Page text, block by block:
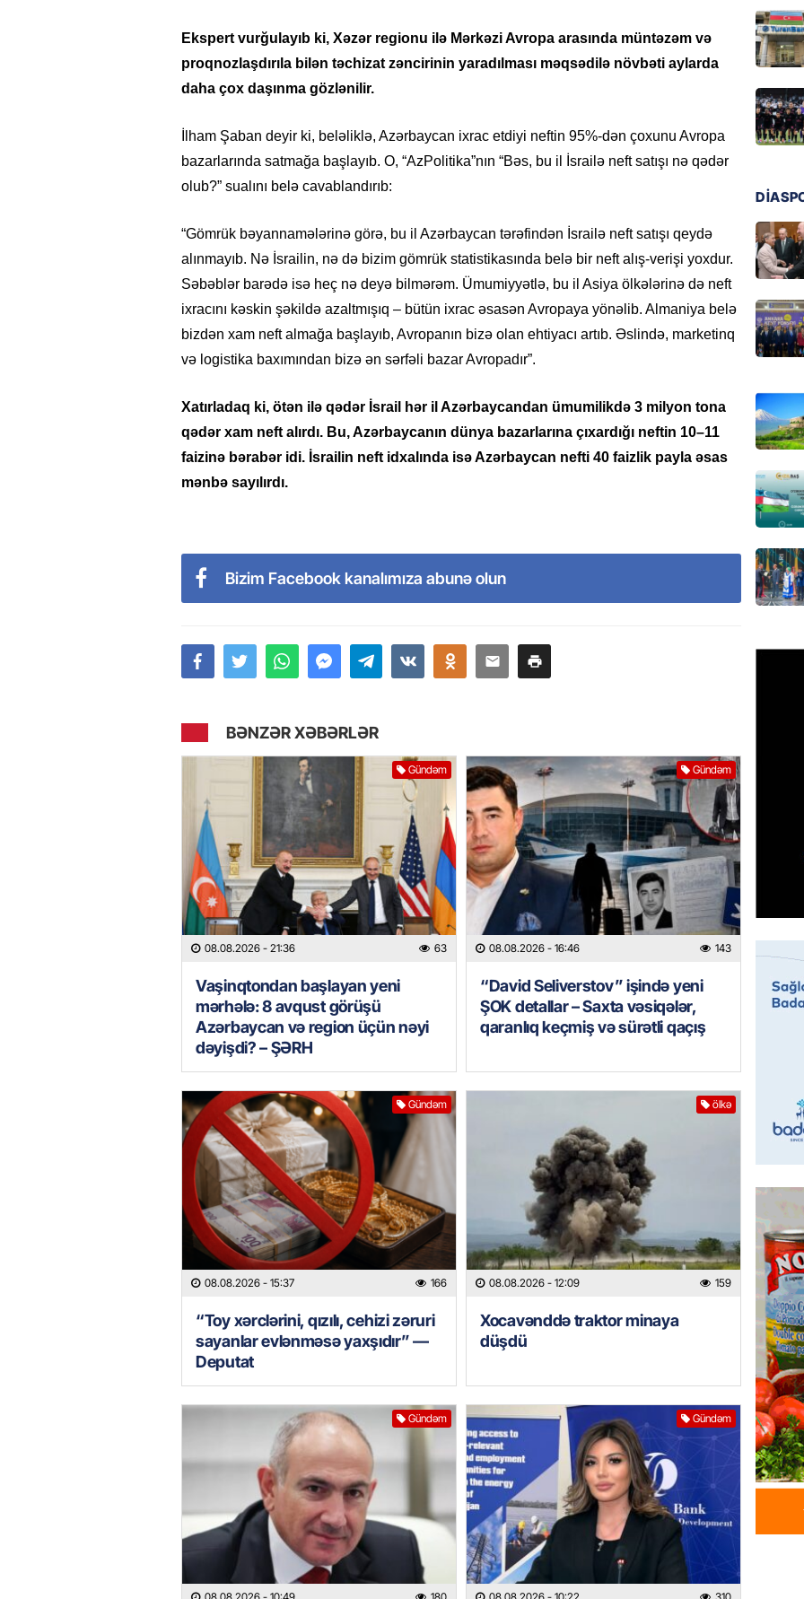
Ekspert vurğulayıb ki, Xəzər regionu ilə Mərkəzi Avropa arasında müntəzəm və
proqnozlaşdırıla bilən təchizat zəncirinin yaradılması məqsədilə növbəti aylarda
daha çox daşınma gözlənilir.
İlham Şaban deyir ki, beləliklə, Azərbaycan ixrac etdiyi neftin 95%-dən çoxunu Avropa
bazarlarında satmağa başlayıb. O, “AzPolitika”nın “Bəs, bu il İsrailə neft satışı nə qədər
olub?” sualını belə cavablandırıb:
“Gömrük bəyannamələrinə görə, bu il Azərbaycan tərəfindən İsrailə neft satışı qeydə
alınmayıb. Nə İsrailin, nə də bizim gömrük statistikasında belə bir neft alış-verişi yoxdur.
Səbəblər barədə isə heç nə deyə bilmərəm. Ümumiyyətlə, bu il Asiya ölkələrinə də neft
ixracını kəskin şəkildə azaltmışıq – bütün ixrac əsasən Avropaya yönəlib. Almaniya belə
bizdən xam neft almağa başlayıb, Avropanın bizə olan ehtiyacı artıb. Əslində, marketinq
və logistika baxımından bizə ən sərfəli bazar Avropadır”.
Xatırladaq ki, ötən ilə qədər İsrail hər il Azərbaycandan ümumilikdə 3 milyon tona
qədər xam neft alırdı. Bu, Azərbaycanın dünya bazarlarına çıxardığı neftin 10–11
faizinə bərabər idi. İsrailin neft idxalında isə Azərbaycan nefti 40 faizlik payla əsas
mənbə sayılırdı.
Bizim Facebook kanalımıza abunə olun
BƏNZƏR XƏBƏRLƏR
Gündəm
08.08.2026 - 21:36 63
Vaşinqtondan başlayan yeni
mərhələ: 8 avqust görüşü
Azərbaycan və region üçün nəyi
dəyişdi? – ŞƏRH
Gündəm
08.08.2026 - 16:46 143
“David Seliverstov” işində yeni
ŞOK detallar – Saxta vəsiqələr,
qaranlıq keçmiş və sürətli qaçış
Gündəm
08.08.2026 - 15:37 166
“Toy xərclərini, qızılı, cehizi zəruri
sayanlar evlənməsə yaxşıdır” —
Deputat
ölkə
08.08.2026 - 12:09 159
Xocavənddə traktor minaya
düşdü
Gündəm Gündəm
BANNER
qərarı
həkim
şikayət
işıq?
GÜNDƏM
Hərbi
Ad
ÖZƏL
bağlı
günə
Çin
MANŞET
HADISƏ
GÜNDƏM
xərcləri
GÜNDƏM
Dosye
MANŞET